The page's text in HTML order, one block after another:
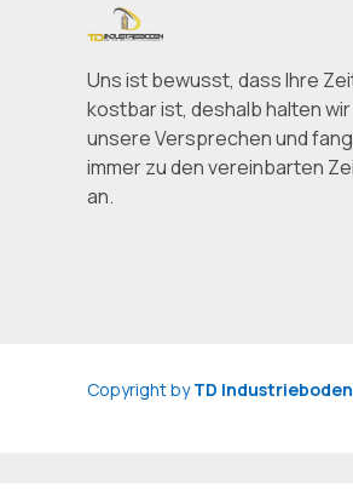
Uns ist bewusst, dass Ihre
kostbar ist, deshalb halten wir
unsere Versprechen und
immer zu den vereinbarten
an.
Copyright byTD